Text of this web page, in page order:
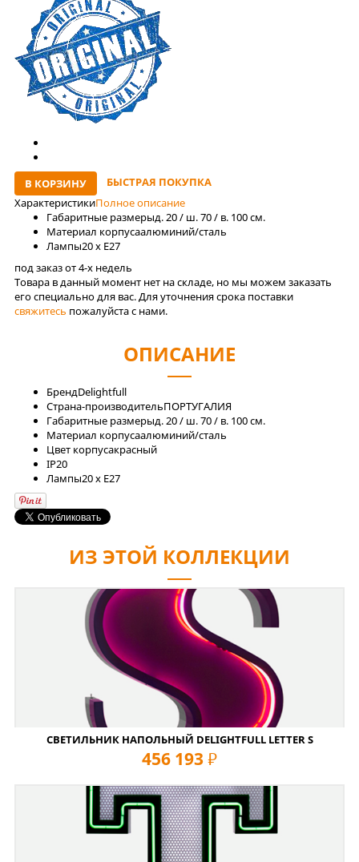
В КОРЗИНУ
БЫСТРАЯ ПОКУПКА
ХарактеристикиПолное описание
Габаритные размерыд. 20 / ш. 70 / в. 100 см.
Материал корпусаалюминий/сталь
Лaмпы20 x E27
под заказ от 4-x недель
Товара в данный момент нет на складе, но мы можем заказать
его специально для вас. Для уточнения срока поставки
свяжитесь пожалуйста с нами.
ОПИСАНИЕ
БрендDelightfull
Страна-производительПОРТУГАЛИЯ
Габаритные размерыд. 20 / ш. 70 / в. 100 см.
Материал корпусаалюминий/сталь
Цвет корпусакрасный
IP20
Лaмпы20 x E27
ИЗ ЭТОЙ КОЛЛЕКЦИИ
СВЕТИЛЬНИК НАПОЛЬНЫЙ DELIGHTFULL LETTER S
456 193 руб